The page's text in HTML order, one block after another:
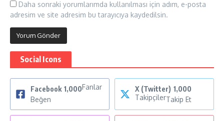
Daha sonraki yorumlarımda kullanılması için adım, e-posta
adresim ve site adresim bu tarayıcıya kaydedilsin.
Social Icons
Facebook 1,000Fanlar
Beğen
X (Twitter) 1,000
TakipçilerTakip Et